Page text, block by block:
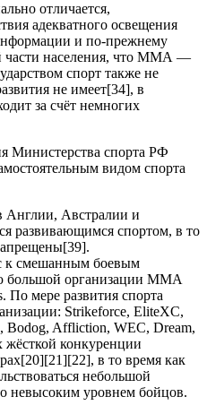
отличается,
адекватного освещения
и по-прежнему
части населения, что ММА —
спорт также не
не имеет[34], в
за счёт немногих
Министерства спорта РФ
видом спорта
Англии, Австралии и
развивающимся спортом, в то
к смешанным боевым
большой организации ММА
По мере развития спорта
Strikeforce, EliteXC,
Bodog, Affliction, WEC, Dream,
жёсткой конкуренции
в то время как
небольшой
невысоким уровнем бойцов.